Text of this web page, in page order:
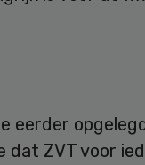
eerder
dat ZVT voor